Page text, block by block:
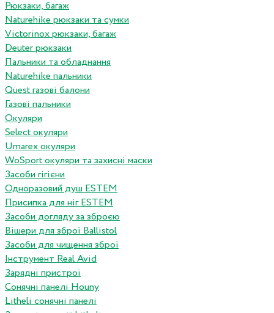
Рюкзаки, багаж
Naturehike рюкзаки та сумки
Victorinox рюкзаки, багаж
Deuter рюкзаки
Пальники та обладнання
Naturehike пальники
Quest газові балони
Газові пальники
Окуляри
Select окуляри
Umarex окуляри
WoSport окуляри та захисні маски
Засоби гігієни
Одноразовий душ ESTEM
Присипка для ніг ESTEM
Засоби догляду за зброєю
Вішери для зброї Ballistol
Засоби для чищення зброї
Інструмент Real Avid
Зарядні пристрої
Сонячні панелі Houny
Litheli сонячні панелі